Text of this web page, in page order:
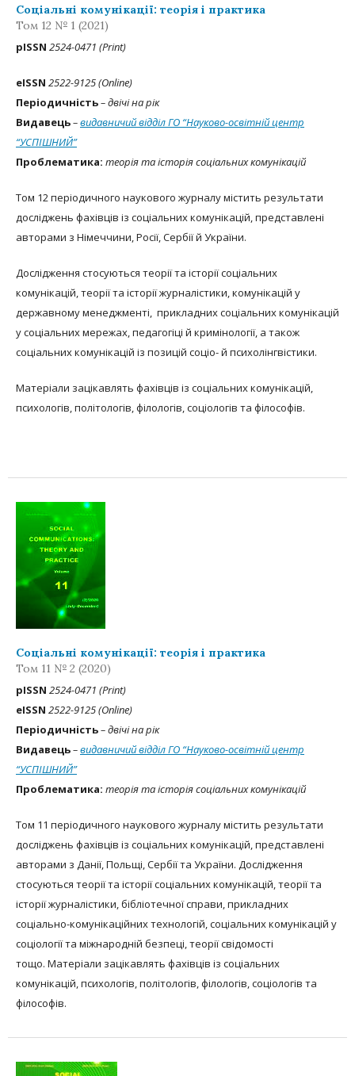
Соціальні комунікації: теорія і практика
Том 12 № 1 (2021)
рISSN 2524-0471 (Print)
eISSN 2522-9125 (Online)
Періодичність– двічі на рік
Видавець–видавничий відділ ГО “Науково-освітній центр
“УСПІШНИЙ”
Проблематика: теорія та історія соціальних комунікацій
Том 12 періодичного наукового журналу містить результати
досліджень фахівців із соціальних комунікацій, представлені
авторами з Німеччини, Росії, Сербії й України.
Дослідження стосуються теорії та історії соціальних
комунікацій, теорії та історії журналістики, комунікацій у
державному менеджменті, прикладних соціальних комунікацій
у соціальних мережах, педагогіці й кримінології, а також
соціальних комунікацій із позицій соціо- й психолінгвістики.
Матеріали зацікавлять фахівців із соціальних комунікацій,
психологів, політологів, філологів, соціологів та філософів.
Соціальні комунікації: теорія і практика
Том 11 № 2 (2020)
рISSN 2524-0471 (Print)
eISSN 2522-9125 (Online)
Періодичність– двічі на рік
Видавець–видавничий відділ ГО “Науково-освітній центр
“УСПІШНИЙ”
Проблематика: теорія та історія соціальних комунікацій
Том 11 періодичного наукового журналу містить результати
досліджень фахівців із соціальних комунікацій, представлені
авторами з Данії, Польщі, Сербії та України. Дослідження
стосуються теорії та історії соціальних комунікацій, теорії та
історії журналістики, бібліотечної справи, прикладних
соціально-комунікаційних технологій, соціальних комунікацій у
соціології та міжнародній безпеці, теорії свідомості
тощо. Матеріали зацікавлять фахівців із соціальних
комунікацій, психологів, політологів, філологів, соціологів та
філософів.